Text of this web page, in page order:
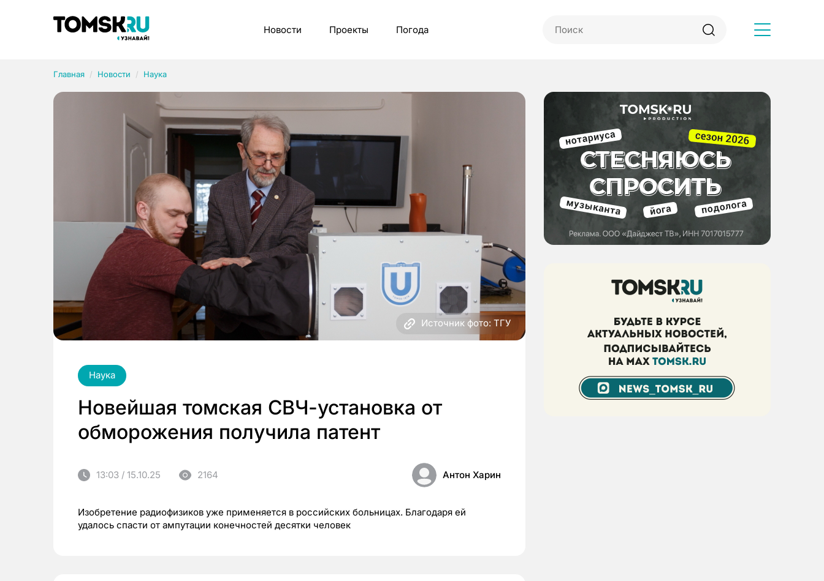
Новости Проекты Погода
Главная Новости Наука
Источник фото: ТГУ
Наука
Новейшая томская СВЧ-установка от
обморожения получила патент
13:03 / 15.10.25 2164 Антон Харин
Изобретение радиофизиков уже применяется в российских больницах. Благодаря ей
удалось спасти от ампутации конечностей десятки человек
Рубрики